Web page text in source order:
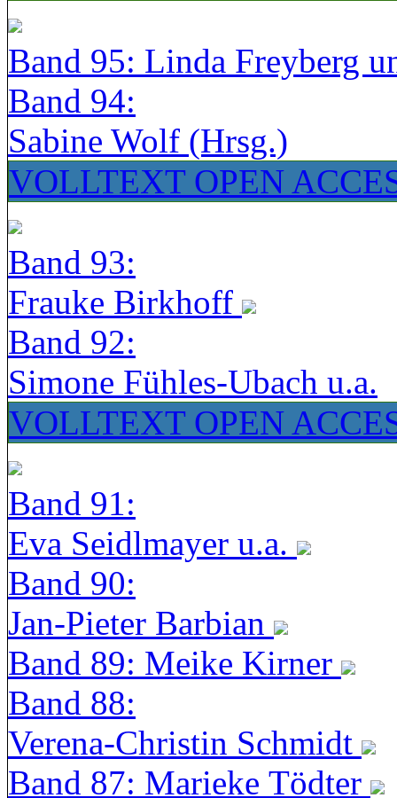
Band 95: Linda Freyberg
Band 94:
Sabine Wolf (Hrsg.)
VOLLTEXT OPEN
Band 93:
Frauke Birkhoff
Band 92:
Simone Fühles-Ubach u.a.
VOLLTEXT OPEN
Band 91:
Eva Seidlmayer u.a.
Band 90:
Jan-Pieter Barbian
Band 89: Meike Kirner
Band 88:
Verena-Christin Schmidt
Band 87: Marieke Tödter